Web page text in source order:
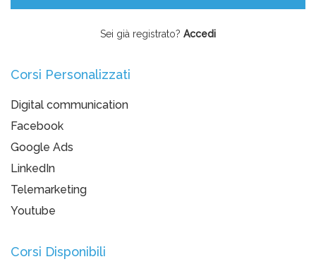
Sei già registrato? Accedi
Corsi Personalizzati
Digital communication
Facebook
Google Ads
LinkedIn
Telemarketing
Youtube
Corsi Disponibili